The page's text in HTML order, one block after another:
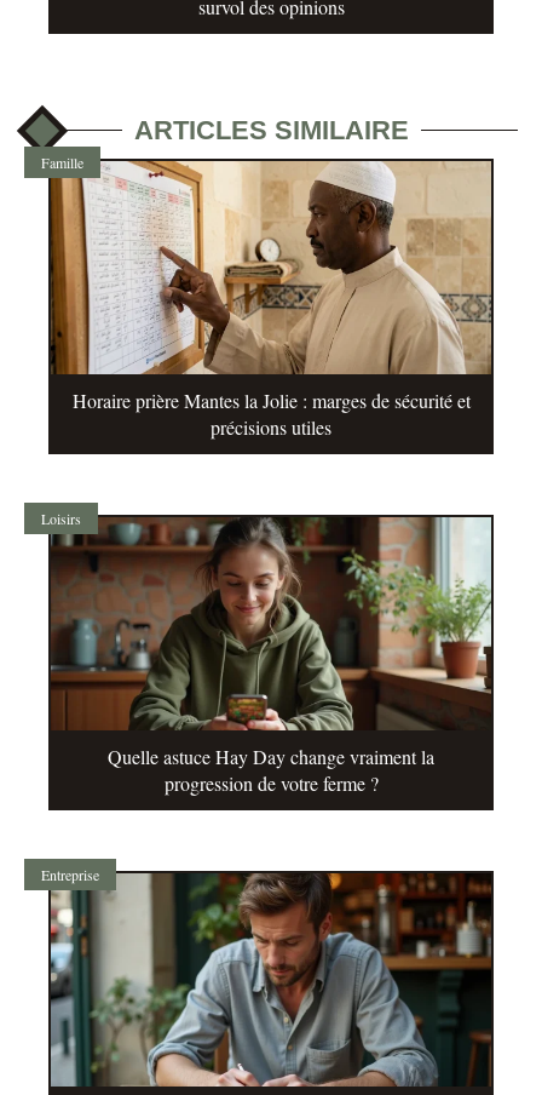
survol des opinions
ARTICLES SIMILAIRE
Famille
Horaire prière Mantes la Jolie : marges de sécurité et
précisions utiles
Loisirs
Quelle astuce Hay Day change vraiment la
progression de votre ferme ?
Entreprise